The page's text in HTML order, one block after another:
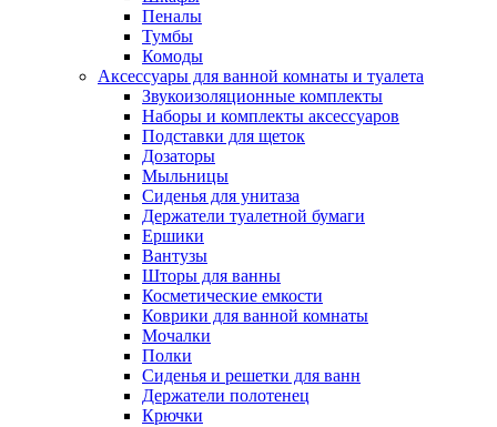
Пеналы
Тумбы
Комоды
Аксессуары для ванной комнаты и туалета
Звукоизоляционные комплекты
Наборы и комплекты аксессуаров
Подставки для щеток
Дозаторы
Мыльницы
Сиденья для унитаза
Держатели туалетной бумаги
Ершики
Вантузы
Шторы для ванны
Косметические емкости
Коврики для ванной комнаты
Мочалки
Полки
Сиденья и решетки для ванн
Держатели полотенец
Крючки